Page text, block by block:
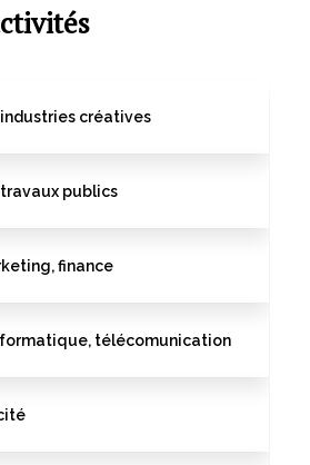
créatives
publics
finance
télécomunication